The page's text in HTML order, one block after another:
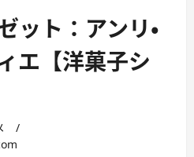
ット：アンリ・
エ【洋菓子シ
/